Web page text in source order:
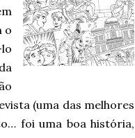
o
(uma das melhores
foi uma boa história,